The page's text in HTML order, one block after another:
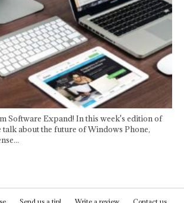
Software Expand! In this week's edition of
talk about the future of Windows Phone,